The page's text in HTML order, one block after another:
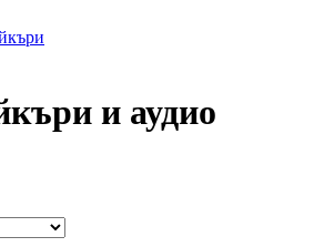
и аудио